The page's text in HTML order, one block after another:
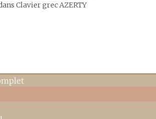
Clavier grec AZERTY